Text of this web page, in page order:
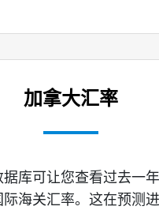
加拿大汇率
库可让您查看过去一
海关汇率。这在预测